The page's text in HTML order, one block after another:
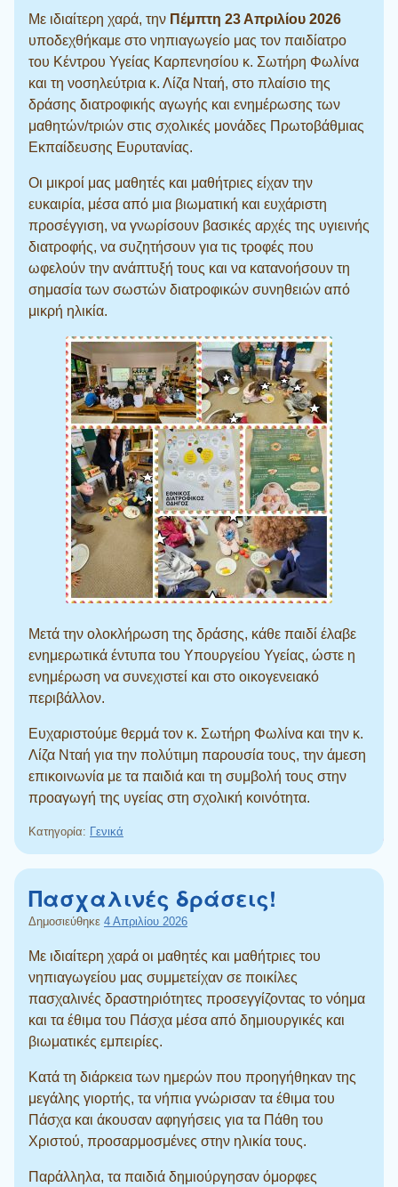
Με ιδιαίτερη χαρά, την Πέμπτη 23 Απριλίου 2026
υποδεχθήκαμε στο νηπιαγωγείο μας τον παιδίατρο
του Κέντρου Υγείας Καρπενησίου κ. Σωτήρη Φωλίνα
και τη νοσηλεύτρια κ. Λίζα Νταή, στο πλαίσιο της
δράσης διατροφικής αγωγής και ενημέρωσης των
μαθητών/τριών στις σχολικές μονάδες Πρωτοβάθμιας
Εκπαίδευσης Ευρυτανίας.
Οι μικροί μας μαθητές και μαθήτριες είχαν την
ευκαιρία, μέσα από μια βιωματική και ευχάριστη
προσέγγιση, να γνωρίσουν βασικές αρχές της υγιεινής
διατροφής, να συζητήσουν για τις τροφές που
ωφελούν την ανάπτυξή τους και να κατανοήσουν τη
σημασία των σωστών διατροφικών συνηθειών από
μικρή ηλικία.
Μετά την ολοκλήρωση της δράσης, κάθε παιδί έλαβε
ενημερωτικά έντυπα του Υπουργείου Υγείας, ώστε η
ενημέρωση να συνεχιστεί και στο οικογενειακό
περιβάλλον.
Ευχαριστούμε θερμά τον κ. Σωτήρη Φωλίνα και την κ.
Λίζα Νταή για την πολύτιμη παρουσία τους, την άμεση
επικοινωνία με τα παιδιά και τη συμβολή τους στην
προαγωγή της υγείας στη σχολική κοινότητα.
Κατηγορία: Γενικά
Πασχαλινές δράσεις!
Δημοσιεύθηκε 4 Απριλίου 2026
Με ιδιαίτερη χαρά οι μαθητές και μαθήτριες του
νηπιαγωγείου μας συμμετείχαν σε ποικίλες
πασχαλινές δραστηριότητες προσεγγίζοντας το νόημα
και τα έθιμα του Πάσχα μέσα από δημιουργικές και
βιωματικές εμπειρίες.
Κατά τη διάρκεια των ημερών που προηγήθηκαν της
μεγάλης γιορτής, τα νήπια γνώρισαν τα έθιμα του
Πάσχα και άκουσαν αφηγήσεις για τα Πάθη του
Χριστού, προσαρμοσμένες στην ηλικία τους.
Παράλληλα, τα παιδιά δημιούργησαν όμορφες